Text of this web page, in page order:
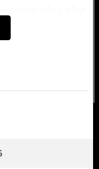
lựa chọn sản
gia đình bạn.